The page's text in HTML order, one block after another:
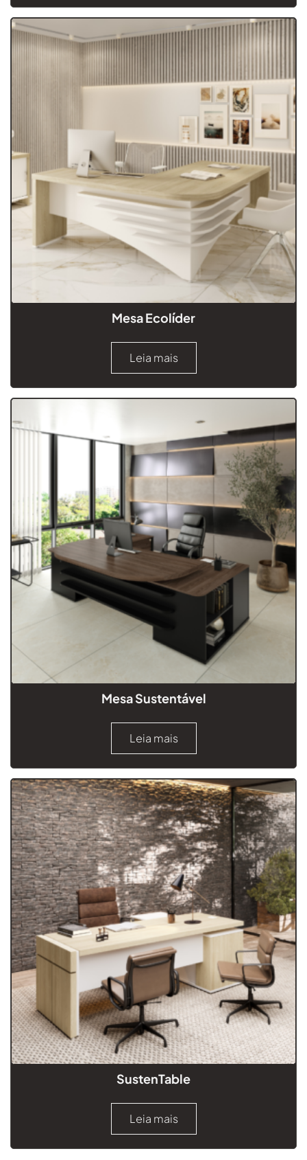
Mesa Ecolíder
Leia mais
Mesa Sustentável
Leia mais
SustenTable
Leia mais